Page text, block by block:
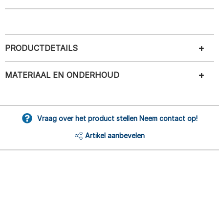
PRODUCTDETAILS
MATERIAAL EN ONDERHOUD
Vraag over het product stellen Neem contact op!
Artikel aanbevelen